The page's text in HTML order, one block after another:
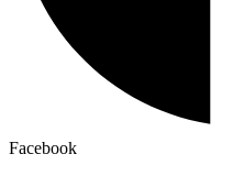
Facebook